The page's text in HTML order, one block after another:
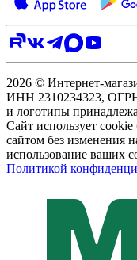
2026 © Интернет-
ИНН 2310234323, ОГРН
и логотипы
Сайт использует cookie
сайтом без изменения
использование ваших
Политикой